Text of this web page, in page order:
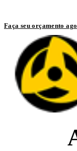
Faça seu orçamento